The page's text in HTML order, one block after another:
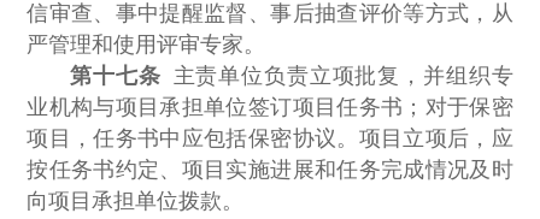
信审查、事中提醒监督、事后抽查评价等方式，从
严管理和使用评审专家。
第十七条 主责单位负责立项批复，并组织专
业机构与项目承担单位签订项目任务书；对于保密
项目，任务书中应包括保密协议。项目立项后，应
按任务书约定、项目实施进展和任务完成情况及时
向项目承担单位拨款。